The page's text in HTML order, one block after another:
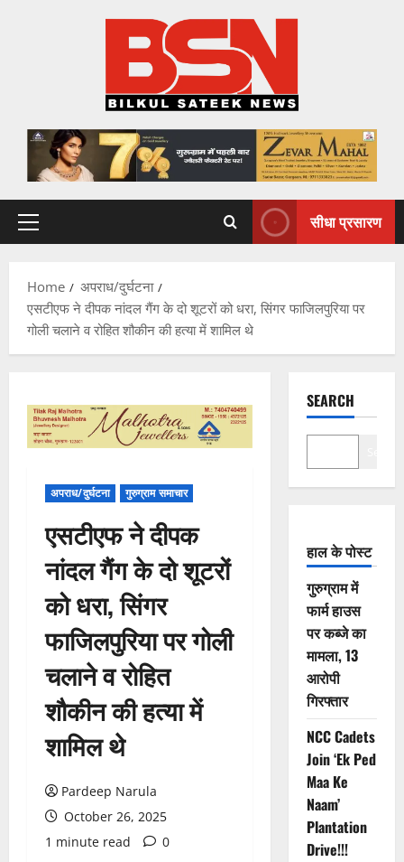
Primary
सीधा प्रसारण
Home
अपराध/दुर्घटना
एसटीएफ ने दीपक नांदल गैंग के दो शूटरों को धरा, सिंगर फाजिलपुरिया पर
गोली चलाने व रोहित शौकीन की हत्या में शामिल थे
अपराध/दुर्घटना गुरुग्राम समाचार
एसटीएफ ने दीपक
नांदल गैंग के दो शूटरों
को धरा, सिंगर
फाजिलपुरिया पर गोली
चलाने व रोहित
शौकीन की हत्या में
शामिल थे
Pardeep Narula
October 26, 2025
1 minute read
0
SEARCH
हाल के पोस्ट
गुरुग्राम में
फार्म हाउस
पर कब्जे का
मामला, 13
आरोपी
गिरफ्तार
NCC Cadets
Join ‘Ek Ped
Maa Ke
Naam’
Plantation
Drive!!!